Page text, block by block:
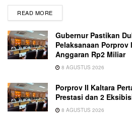
READ MORE
Gubernur Pastikan
Pelaksanaan
Anggaran Rp2 Miliar
8 AGUSTUS 2026
Porprov II Kaltara
Prestasi dan 2
8 AGUSTUS 2026